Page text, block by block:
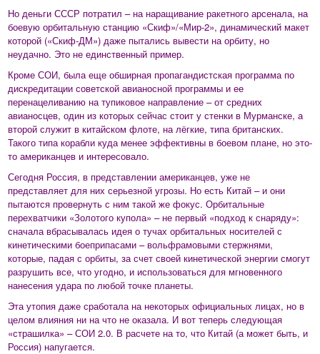
Но деньги СССР потратил – на наращивание ракетного арсенала, на
боевую орбитальную станцию «Скиф»/«Мир-2», динамический макет
которой («Скиф-ДМ») даже пытались вывести на орбиту, но
неудачно. Это не единственный пример.
Кроме СОИ, была еще обширная пропагандистская программа по
дискредитации советской авианосной программы и ее
перенацеливанию на тупиковое направление – от средних
авианосцев, один из которых сейчас стоит у стенки в Мурманске, а
второй служит в китайском флоте, на лёгкие, типа британских.
Такого типа корабли куда менее эффективны в боевом плане, но это-
то американцев и интересовало.
Сегодня Россия, в представлении американцев, уже не
представляет для них серьезной угрозы. Но есть Китай – и они
пытаются провернуть с ним такой же фокус. Орбитальные
перехватчики «Золотого купола» – не первый «подход к снаряду»:
сначала вбрасывалась идея о тучах орбитальных носителей с
кинетическими боеприпасами – вольфрамовыми стержнями,
которые, падая с орбиты, за счет своей кинетической энергии смогут
разрушить все, что угодно, и использоваться для мгновенного
нанесения удара по любой точке планеты.
Эта утопия даже сработала на некоторых официальных лицах, но в
целом влияния ни на что не оказала. И вот теперь следующая
«страшилка» – СОИ 2.0. В расчете на то, что Китай (а может быть, и
Россия) напугается.